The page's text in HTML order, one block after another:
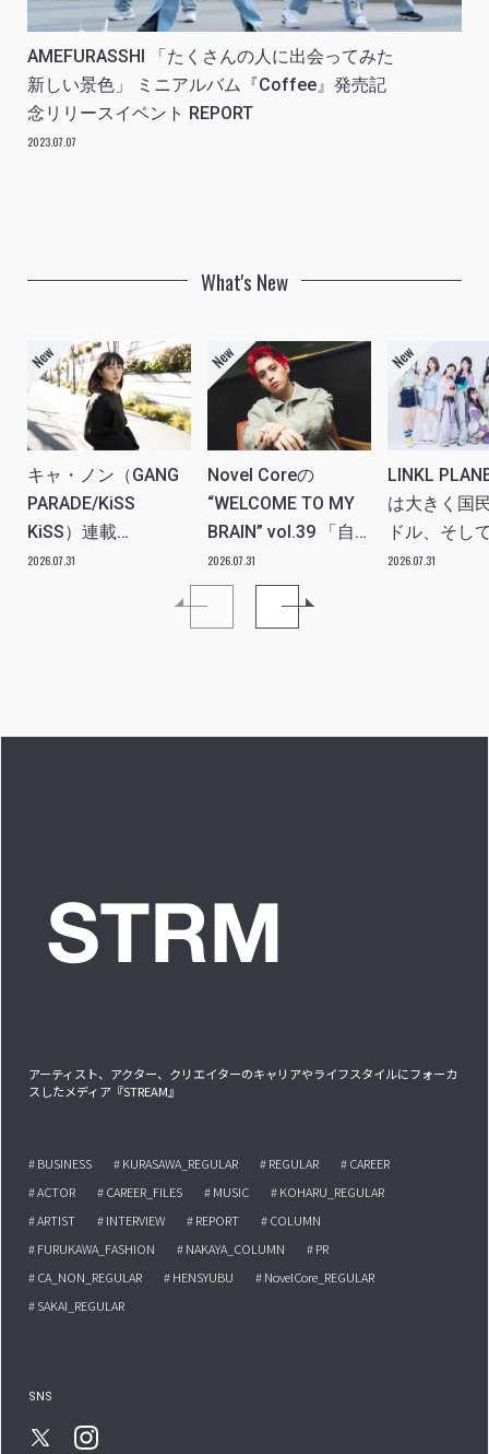
AMEFURASSHI 「たくさんの人に出会ってみた
新しい景色」 ミニアルバム『Coffee』発売記
念リリースイベント REPORT
2023.07.07
What's New
キャ・ノン（GANG
PARADE/KiSS
KiSS）連載
vol.112「特別企画
2026.07.31
Novel Coreの
“WELCOME TO MY
BRAIN” vol.39 「自
分たちの世代のルー
ツ、カルチャーなど
2026.07.31
LINKL
は大きく国
ドル、そし
ツアー。い
2026.07.31
アーティスト、アクター、クリエイターのキャリアやライフスタイルにフォーカ
スしたメディア『STREAM』
# BUSINESS # KURASAWA_REGULAR # REGULAR
# CAREER
# ACTOR
# CAREER_FILES # MUSIC
# KOHARU_REGULAR
# ARTIST
# INTERVIEW # REPORT
# COLUMN
# FURUKAWA_FASHION
# NAKAYA_COLUMN
# PR
# CA_NON_REGULAR
# HENSYUBU
# NovelCore_REGULAR
# SAKAI_REGULAR
SNS